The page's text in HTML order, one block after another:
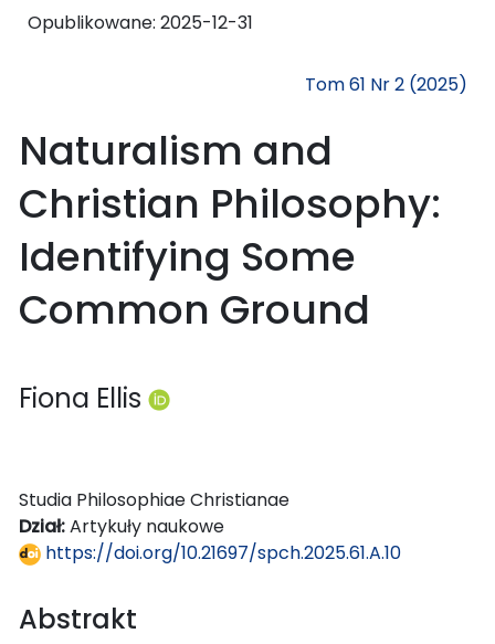
Opublikowane: 2025-12-31
Tom 61 Nr 2 (2025)
Naturalism and
Christian Philosophy:
Identifying Some
Common Ground
Fiona Ellis
Studia Philosophiae Christianae
Dział:Artykuły naukowe
https://doi.org/10.21697/spch.2025.61.A.10
Abstrakt